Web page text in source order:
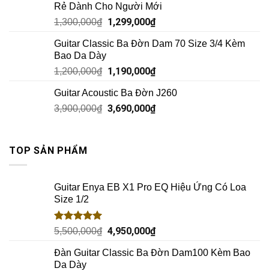
Rẻ Dành Cho Người Mới
1,300,000₫ 1,299,000₫
Guitar Classic Ba Đờn Dam 70 Size 3/4 Kèm
Bao Da Dày
1,200,000₫ 1,190,000₫
Guitar Acoustic Ba Đờn J260
3,900,000₫ 3,690,000₫
TOP SẢN PHẨM
Guitar Enya EB X1 Pro EQ Hiệu Ứng Có Loa
Size 1/2
Rated5.00
5,500,000₫ 4,950,000₫
Đàn Guitar Classic Ba Đờn Dam100 Kèm Bao
Da Dày